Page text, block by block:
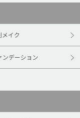
メイク
ンデーション